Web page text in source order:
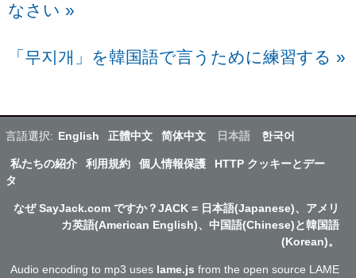
なさい »
「무지개」を韓国語で言うために練習する »
言語選択: English 正體中文 简体中文 日本語 한국어
私たちの紹介 利用規約 個人情報保護
HTTP クッキーとデー
タ
なぜ SayJack.com ですか？JACK = 日本語(Japanese)、アメリ
カ英語(American English)、中国語(Chinese)と韓国語
(Korean)。
Audio encoding to mp3 uses lame.js from the open source LAME